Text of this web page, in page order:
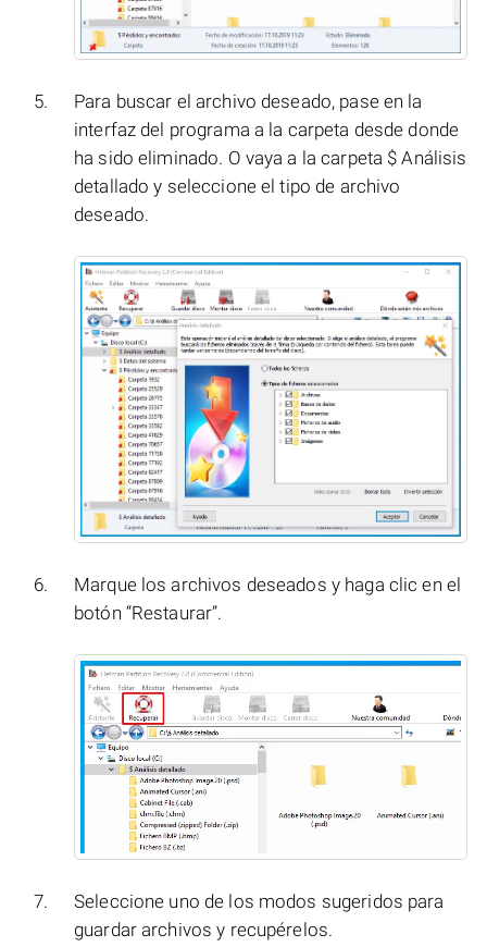
Para buscar el archivo deseado, pase en la
interfaz del programa a la carpeta desde donde
ha sido eliminado. O vaya a la carpeta $ Análisis
detallado y seleccione el tipo de archivo
deseado.
Marque los archivos deseados y haga clic en el
botón “Restaurar”.
Seleccione uno de los modos sugeridos para
guardar archivos y recupérelos.